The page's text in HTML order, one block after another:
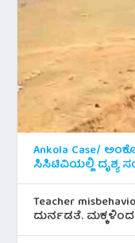
Ankola Case/
ಸಿಸಿಟಿವಿಯಲ್ಲಿ ದೃಶ್ಯ
Teacher
ದುರ್ನಡತೆ. ಮಕ್ಕಳಿಂದ